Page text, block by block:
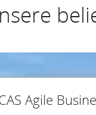
Agile